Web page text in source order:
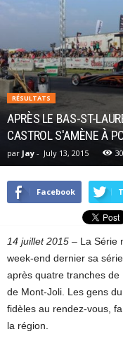
RÉSULTATS
APRÈS LE BAS-ST-
CASTROL S'AMÈNE À
par Jay - July 13, 2015
Facebook
14 juillet 2015 – La Série
week-end dernier sa
après quatre tranches de
de Mont-Joli. Les gens
fidèles au rendez-vous,
la région.